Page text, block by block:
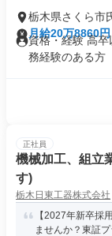
栃木県さくら市
月給20万8860
資格・経験 高
務経験のある方
正社員
機械加工、組立
す)
栃木日東工器株式会社
【2027年新卒採
ませんか？東証